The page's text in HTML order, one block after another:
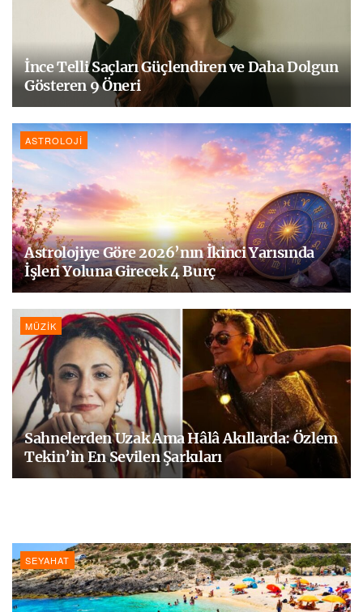
İnce Telli Saçları Güçlendiren ve Daha Dolgun
Gösteren 9 Öneri
ASTROLOJI
Astrolojiye Göre 2026’nın İkinci Yarısında
İşleri Yoluna Girecek 4 Burç
MÜZIK
Sahnelerden Uzak Ama Hâlâ Akıllarda: Özlem
Tekin’in En Sevilen Şarkıları
SEYAHAT